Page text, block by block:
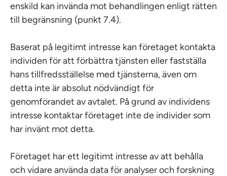
enskild kan invända mot behandlingen enligt rätten
till begränsning (punkt 7.4).
Baserat på legitimt intresse kan företaget kontakta
individen för att förbättra tjänsten eller fastställa
hans tillfredsställelse med tjänsterna, även om
detta inte är absolut nödvändigt för
genomförandet av avtalet. På grund av individens
intresse kontaktar företaget inte de individer som
har invänt mot detta.
Företaget har ett legitimt intresse av att behålla
och vidare använda data för analyser och forskning